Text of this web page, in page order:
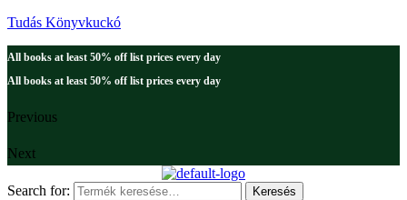
Tudás Könyvkuckó
All books at least 50% off list prices every day
All books at least 50% off list prices every day
Previous
Next
Search for: Keresés